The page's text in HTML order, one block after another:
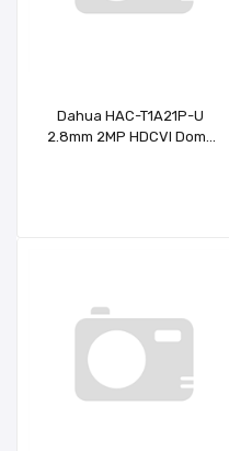
Dahua HAC-T1A21P-U
2.8mm 2MP HDCVI Dome